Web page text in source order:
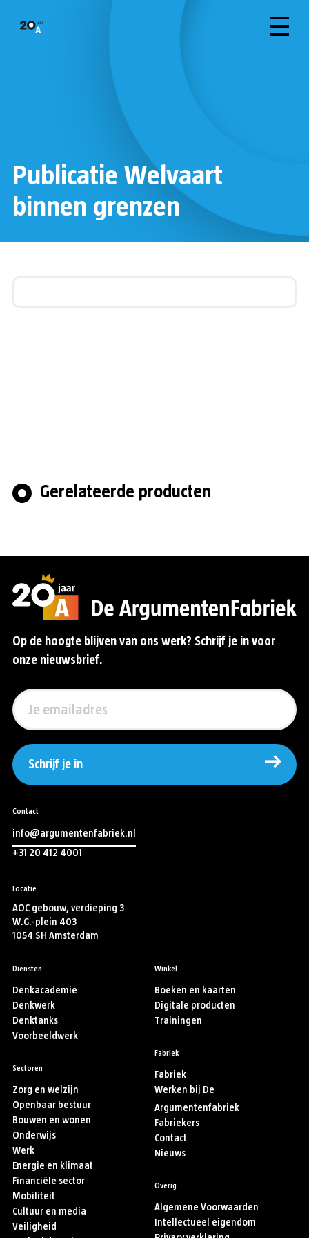
Publicatie Welvaart
binnen grenzen
Gerelateerde producten
Op de hoogte blijven van ons werk? Schrijf je in voor
onze nieuwsbrief.
Schrijf je in
Contact
info@argumentenfabriek.nl
+31 20 412 4001
Locatie
AOC gebouw, verdieping 3
W.G.-plein 403
1054 SH Amsterdam
Diensten
Denkacademie
Denkwerk
Denktanks
Voorbeeldwerk
Sectoren
Zorg en welzijn
Openbaar bestuur
Bouwen en wonen
Onderwijs
Werk
Energie en klimaat
Financiële sector
Mobiliteit
Cultuur en media
Veiligheid
Winkel
Boeken en kaarten
Digitale producten
Trainingen
Fabriek
Fabriek
Werken bij De
Argumentenfabriek
Fabriekers
Contact
Nieuws
Overig
Algemene Voorwaarden
Intellectueel eigendom